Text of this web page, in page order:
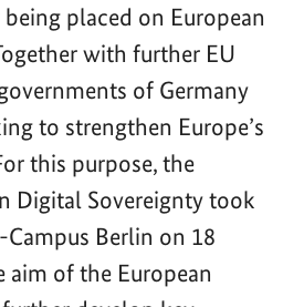
placed on European
with further EU
of Germany
to strengthen Europe’s
this purpose, the
Digital Sovereignty took
Berlin on 18
aim of the European